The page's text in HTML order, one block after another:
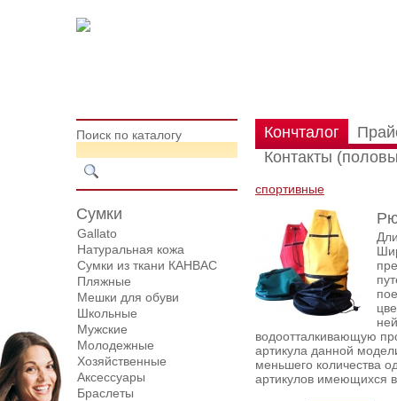
Поиск по каталогу
Сумки
Gallato
Натуральная кожа
Сумки из ткани КАНВАС
Пляжные
Мешки для обуви
Школьные
Мужские
Молодежные
Хозяйственные
Аксессуары
Браслеты
Кончталог
Контакты
спортивные
водоотталкивающую
артикула данной
меньшего количества
артикулов имеющихся